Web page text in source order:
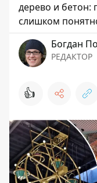
дерево и бетон:
слишком
Богдан
РЕДАКТОР
👍